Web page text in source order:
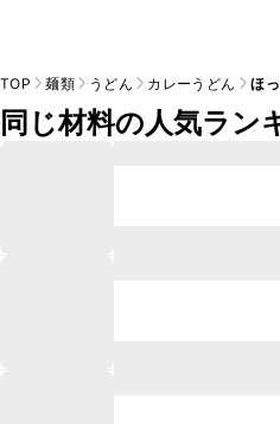
TOP 麺類 うどん カレーうどん ほ
同じ材料の人気ラン